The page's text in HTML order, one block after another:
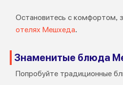
Остановитесь с комфортом,
отелях Мешхеда.
Знаменитые блюда
Попробуйте традиционные